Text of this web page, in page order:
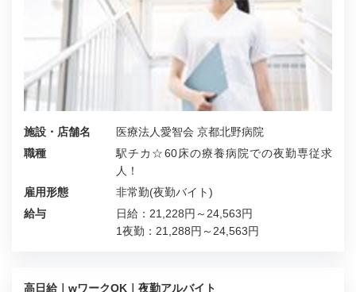
施設・店舗名
医療法人愛智会 京都北野病院
職種
駅チカ☆60床の療養病院での夜勤専従求
人！
雇用形態
非常勤(夜勤バイト)
給与
日給：21,228円～24,563円
1夜勤：21,288円～24,563円
高日給｜wワークOK｜夜勤アルバイト